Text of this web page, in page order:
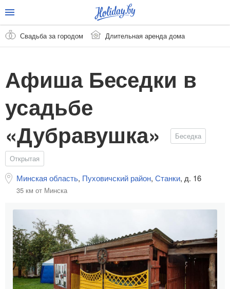
Свадьба за городом Длительная аренда дома
Афиша Беседки в
усадьбе
«Дубравушка»
Беседка
Открытая
Минская область, Пуховичский район, Станки, д. 16
35 км от Минска